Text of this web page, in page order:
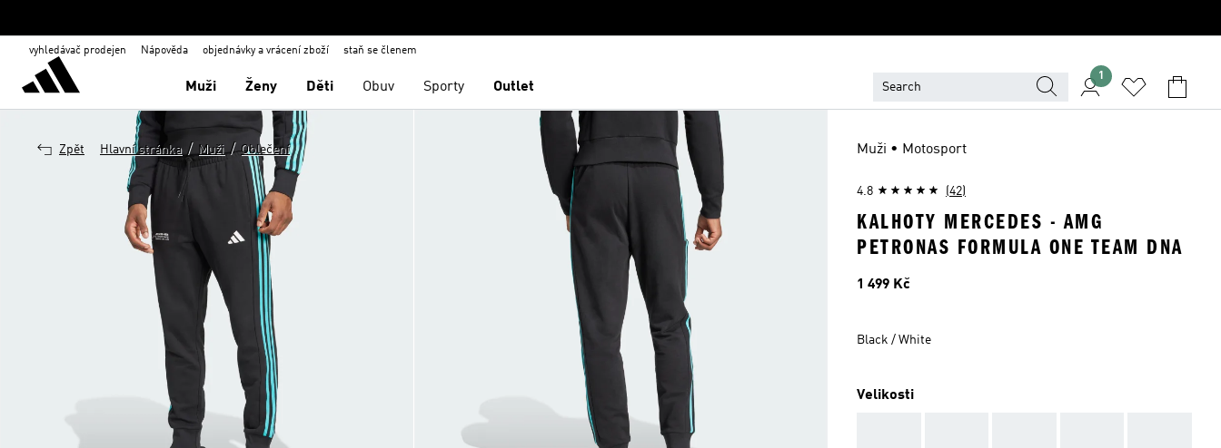
vyhledávač prodejen Nápověda objednávky a vrácení zboží staň se členem
Muži Ženy Děti Obuv Sporty Outlet
1
Zpět Hlavní stránka / Muži / Oblečení Muži • Motosport
4.8 (42)
KALHOTY MERCEDES - AMG
PETRONAS FORMULA ONE TEAM DNA
Cena
1 499 Kč
Black / White
Velikosti